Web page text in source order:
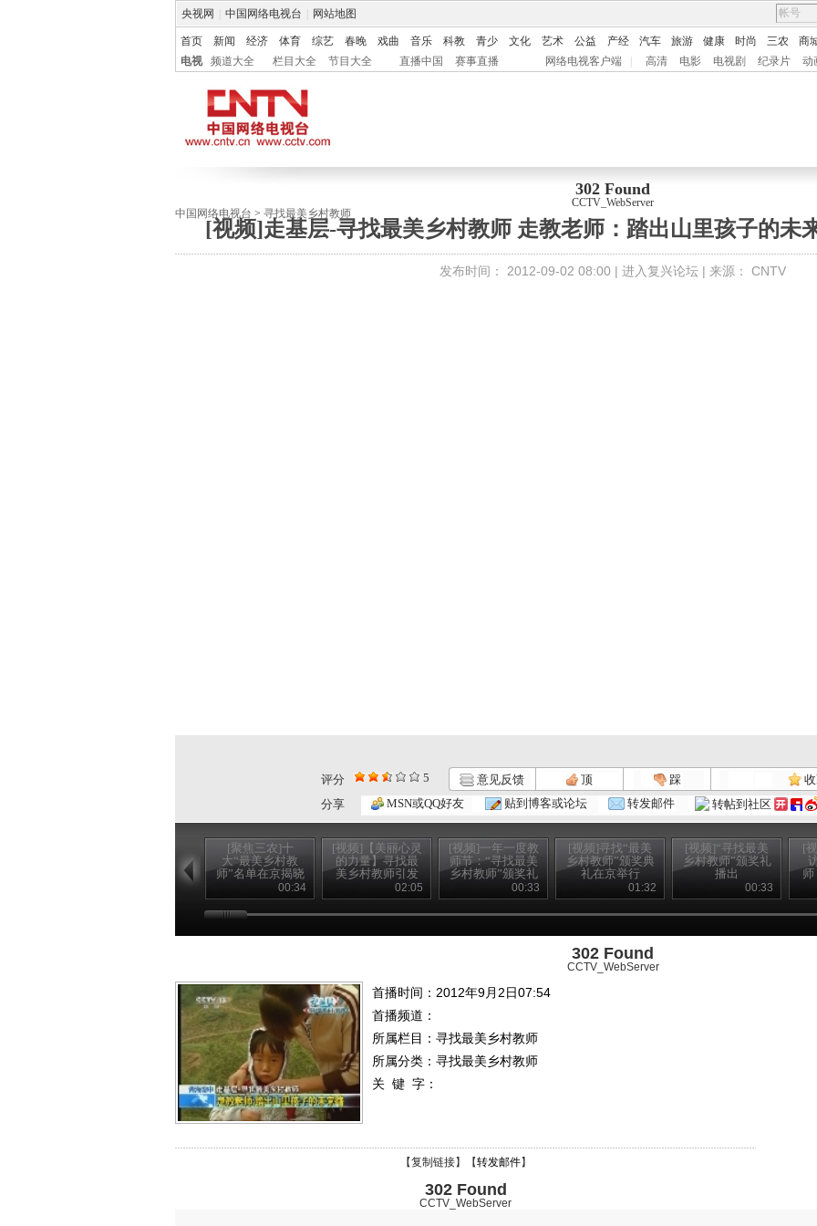
央视网 中国网络电视台 网站地图
首页 新闻 经济 体育 综艺 春晚 戏曲 音乐 科教 青少 文化 艺术 公益 产经 汽车 旅游 健康 时尚 三农
商
电视
频道大全 栏目大全 节目大全 直播中国 赛事直播 网络电视客户端 高清 电影 电视剧 纪录片 动
302 Found
CCTV_WebServer
中国网络电视台 > 寻找最美乡村教师
[视频]走基层-寻找最美乡村教师 走教老师：踏出山里孩子的未
发布时间： 2012-09-02 08:00 | 进入复兴论坛 | 来源： CNTV
评分 5 意见反馈 顶 踩
分享
MSN或QQ好友 贴到博客或论坛 转发邮件 转帖到社区
[聚焦三农]十
大“最美乡村教
师”名单在京揭晓
(20120910)00:34
[视频]【美丽心灵
的力量】寻找最
美乡村教师引发
强烈社会反响
02:05
[视频]一年一度教
师节：“寻找最美
乡村教师”颁奖礼
00:33
[视频]寻找“最美
乡村教师”颁奖典
礼在京举行
01:32
[视频]“寻找最美
乡村教师”颁奖礼
播出
00:33
[
师
302 Found
CCTV_WebServer
首播时间：2012年9月2日07:54
首播频道：
所属栏目： 寻找最美乡村教师
所属分类：寻找最美乡村教师
关 键 字：
【复制链接】【转发邮件】
302 Found
CCTV_WebServer